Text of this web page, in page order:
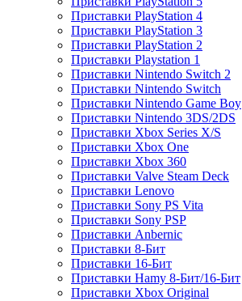
Приставки PlayStation 4
Приставки PlayStation 3
Приставки PlayStation 2
Приставки Playstation 1
Приставки Nintendo Switch 2
Приставки Nintendo Switch
Приставки Nintendo Game Boy
Приставки Nintendo 3DS/2DS
Приставки Xbox Series X/S
Приставки Xbox One
Приставки Xbox 360
Приставки Valve Steam Deck
Приставки Lenovo
Приставки Sony PS Vita
Приставки Sony PSP
Приставки Anbernic
Приставки 8-Бит
Приставки 16-Бит
Приставки Hamy 8-Бит/16-Бит
Приставки Xbox Original